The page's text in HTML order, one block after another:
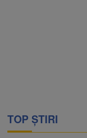
TOP ȘTIRI